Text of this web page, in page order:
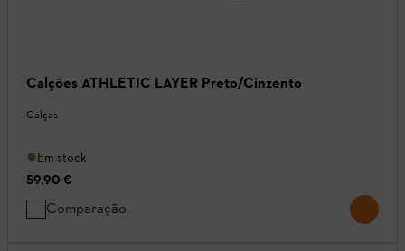
Calções ATHLETIC LAYER Preto/Cinzento
Calças
Em stock
59,90 €
Comparação